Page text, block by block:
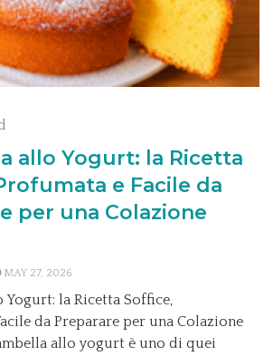
allo Yogurt: la Ricetta
e Facile da
per una Colazione
MAY 27, 2026
Yogurt: la Ricetta Soffice,
da Preparare per una Colazione
allo yogurt è uno di quei